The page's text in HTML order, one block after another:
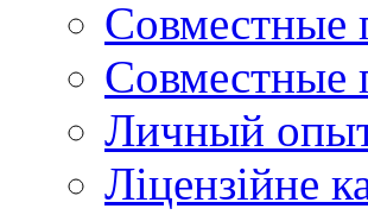
Совместные
Совместные
Личный
Ліцензійне